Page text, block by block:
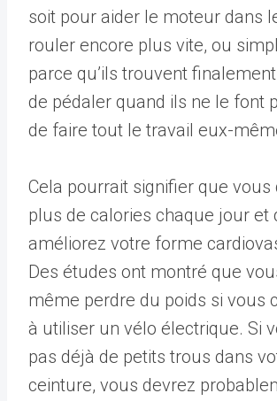
soit pour aider le moteur dans
rouler encore plus vite, ou
parce qu’ils trouvent
de pédaler quand ils ne le font
de faire tout le travail eux-
Cela pourrait signifier que vous
plus de calories chaque jour et
améliorez votre forme
Des études ont montré que
même perdre du poids si vous
à utiliser un vélo électrique. Si
pas déjà de petits trous dans
ceinture, vous devrez